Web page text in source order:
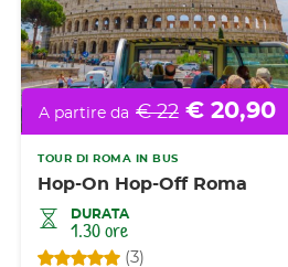
A partire da € 22 € 20,90
TOUR DI ROMA IN BUS
Hop-On Hop-Off Roma
DURATA
1.30 ore
(3)